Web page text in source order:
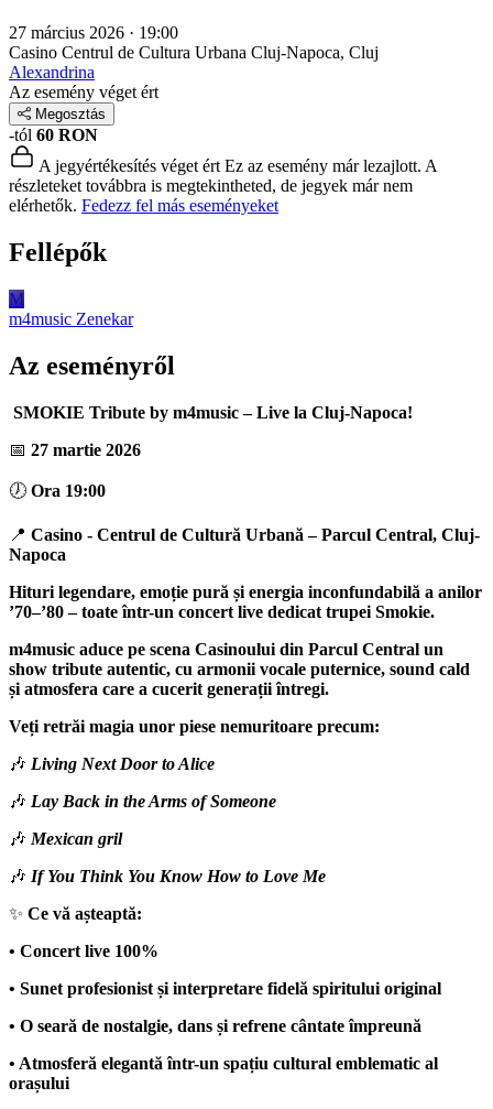
27 március 2026 · 19:00
Casino Centrul de Cultura Urbana Cluj-Napoca, Cluj
Alexandrina
Az esemény véget ért
Megosztás
-tól 60 RON
A jegyértékesítés véget ért Ez az esemény már lezajlott. A
részleteket továbbra is megtekintheted, de jegyek már nem
elérhetők. Fedezz fel más eseményeket
Fellépők
M
m4music Zenekar
Az eseményről
SMOKIE Tribute by m4music – Live la Cluj-Napoca!
📅 27 martie 2026
🕖 Ora 19:00
📍 Casino - Centrul de Cultură Urbană – Parcul Central, Cluj-
Napoca
Hituri legendare, emoție pură și energia inconfundabilă a anilor
’70–’80 – toate într-un concert live dedicat trupei Smokie.
m4music aduce pe scena Casinoului din Parcul Central un
show tribute autentic, cu armonii vocale puternice, sound cald
și atmosfera care a cucerit generații întregi.
Veți retrăi magia unor piese nemuritoare precum:
🎶 Living Next Door to Alice
🎶 Lay Back in the Arms of Someone
🎶 Mexican gril
🎶 If You Think You Know How to Love Me
✨ Ce vă așteaptă:
• Concert live 100%
• Sunet profesionist și interpretare fidelă spiritului original
• O seară de nostalgie, dans și refrene cântate împreună
• Atmosferă elegantă într-un spațiu cultural emblematic al
orașului